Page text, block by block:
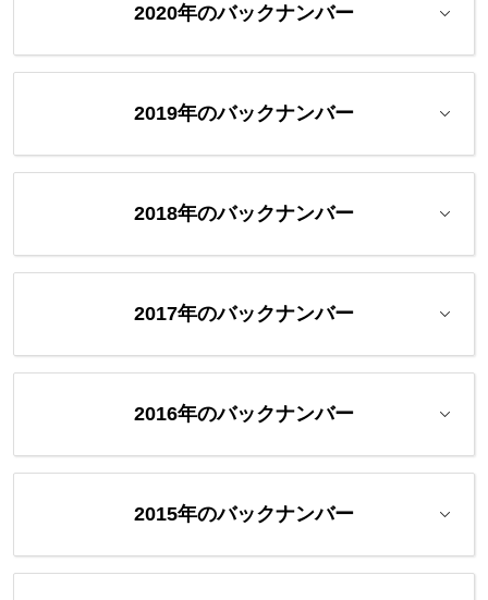
2020年のバックナンバー
2019年のバックナンバー
2018年のバックナンバー
2017年のバックナンバー
2016年のバックナンバー
2015年のバックナンバー